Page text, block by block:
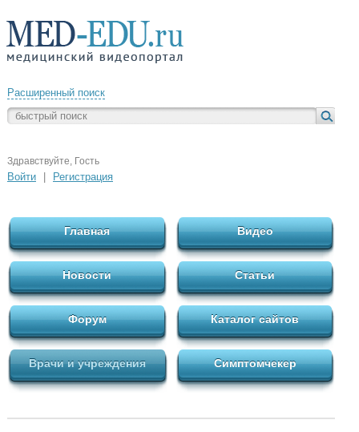
Расширенный поиск
Здравствуйте, Гость
Войти Регистрация
Главная Видео
Новости Статьи
Форум Каталог сайтов
Врачи и учреждения Симптомчекер